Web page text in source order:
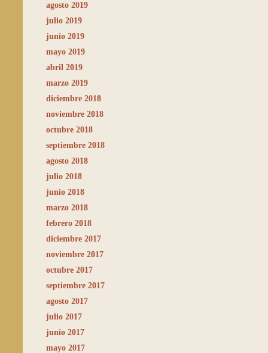
agosto 2019
julio 2019
junio 2019
mayo 2019
abril 2019
marzo 2019
diciembre 2018
noviembre 2018
octubre 2018
septiembre 2018
agosto 2018
julio 2018
junio 2018
marzo 2018
febrero 2018
diciembre 2017
noviembre 2017
octubre 2017
septiembre 2017
agosto 2017
julio 2017
junio 2017
mayo 2017